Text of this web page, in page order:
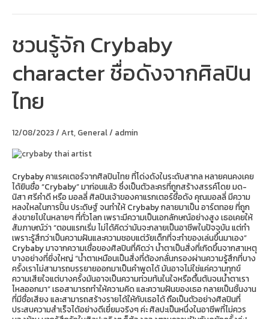
ชวนรู้จัก Crybaby
character ชื่อดังจากศิลปิน
ไทย
12/08/2023/Art, General/ admin
Crybaby คาแรคเตอร์จากศิลปินไทย ที่โด่งดังในระดับสากล หลายคนคงเคย
ได้ยินชื่อ “Crybaby” มาก่อนแล้ว ซึ่งเป็นตัวละครที่ถูกสร้างสรรค์โดย มด-
นิสา ศรีคำดี หรือ มอลลี่ ศิลปินเจ้าของคาแรกเตอร์ชื่อดัง คุณมอลลี่ มีความ
หลงใหลในการปั้น ประดิษฐ์ จนทำให้ Crybaby กลายมาเป็น อาร์ตทอย ที่ถูก
ส่งขายไปในหลายๆ ที่ทั่วโลก เพราะมีความเป็นเอกลักษณ์อย่างสูง เธอเคยให้
สัมภาษณ์ว่า “ตอนแรกเริ่ม ไม่ได้คิดว่ามันจะกลายเป็นอาชีพในปัจจุบัน แต่ทำ
เพราะรู้สึกว่าเป็นความฝันและความชอบแต่วัยเด็กที่จะทำของเล่นขึ้นมาเอง”
Crybaby มาจากความเชื่อของศิลปินที่คิดว่า น้ำตาเป็นสิ่งที่เกิดขึ้นจากสาเหตุ
บางอย่างที่ยิ่งใหญ่ “น้ำตาเหมือนเป็นสิ่งที่ต้องกลั่นกรองผ่านความรู้สึกที่บาง
ครั้งเราไม่สามารถบรรยายออกมาเป็นคำพูดได้ มันอาจไม่ใช่แค่ความทุกข์
ความเสียใจแต่บางครั้งมันอาจเป็นความท่วมท้นในใจหรือตื้นตันจนน้ำตาเรา
ไหลออกมา” เธอสามารถทำให้ความคิด และความฝันของเธอ กลายเป็นชิ้นงาน
ที่มีชื่อเสียง และสามารถสร้างรายได้ให้กับเธอได้ ถือเป็นตัวอย่างศิลปินที่
ประสบความสำเร็จได้อย่างดีเยี่ยมจริงๆ ค่ะ ศิลปะเป็นหนึ่งในอาชีพที่ไม่ควร
รู้จัก
Crybaby
character
ชื่อ
จาก
ศิลปิน